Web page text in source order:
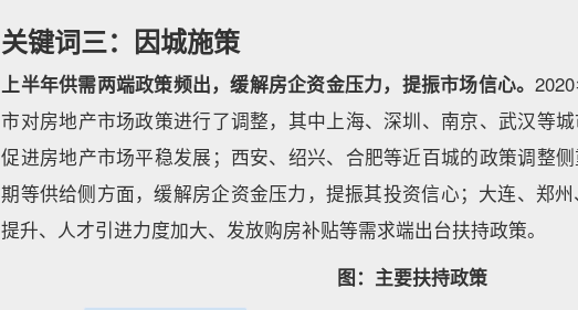
关键词三：因城施策
上半年供需两端政策频出，缓解房企资金压力，提振市场信心。
市对房地产市场政策进行了调整，其中上海、深圳、南京、武汉等城
促进房地产市场平稳发展；西安、绍兴、合肥等近百城的政策调整
期等供给侧方面，缓解房企资金压力，提振其投资信心；大连、郑
提升、人才引进力度加大、发放购房补贴等需求端出台扶持政策。
图：主要扶持政策